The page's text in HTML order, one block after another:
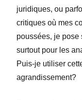
juridiques, ou
critiques où mes
poussées, je pose
surtout pour les
Puis-je utiliser
agrandissement?